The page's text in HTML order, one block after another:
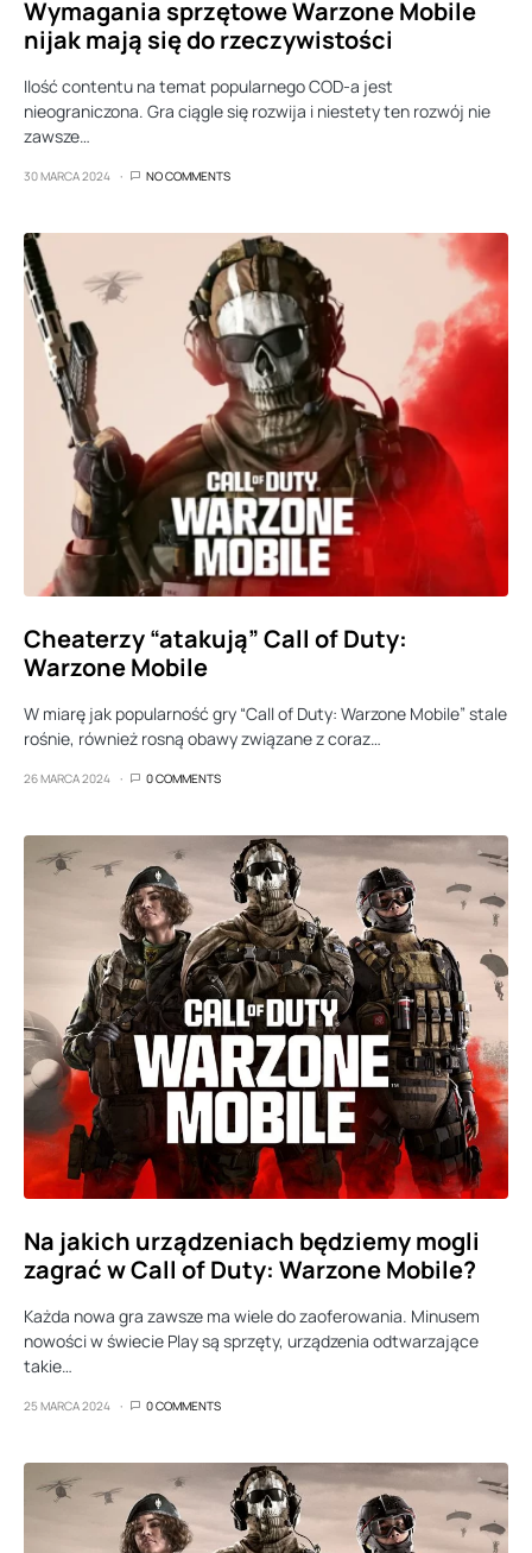
Wymagania sprzętowe Warzone Mobile
nijak mają się do rzeczywistości
Ilość contentu na temat popularnego COD-a jest
nieograniczona. Gra ciągle się rozwija i niestety ten rozwój nie
zawsze…
30 MARCA 2024 NO COMMENTS
Cheaterzy “atakują” Call of Duty:
Warzone Mobile
W miarę jak popularność gry “Call of Duty: Warzone Mobile” stale
rośnie, również rosną obawy związane z coraz…
26 MARCA 2024 0 COMMENTS
Na jakich urządzeniach będziemy mogli
zagrać w Call of Duty: Warzone Mobile?
Każda nowa gra zawsze ma wiele do zaoferowania. Minusem
nowości w świecie Play są sprzęty, urządzenia odtwarzające
takie…
25 MARCA 2024 0 COMMENTS